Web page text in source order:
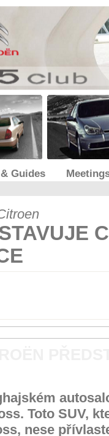
Guides
Toto SUV,
nese